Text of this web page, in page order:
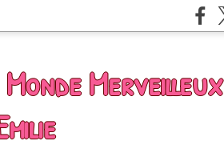
Monde Merveilleux